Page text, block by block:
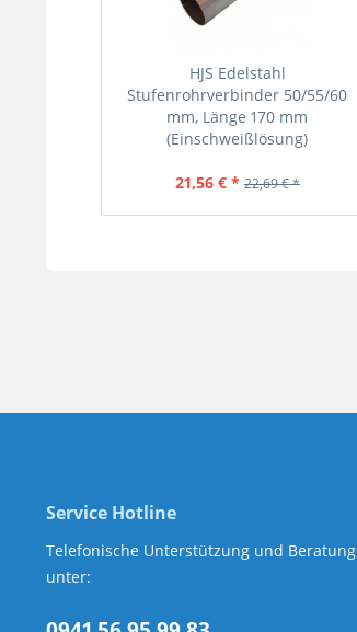
HJS Edelstahl
Stufenrohrverbinder 50/55/60
mm, Länge 170 mm
(Einschweißlösung)
21,56 € * 22,69 € *
Service Hotline
Telefonische Unterstützung und Beratung
unter: